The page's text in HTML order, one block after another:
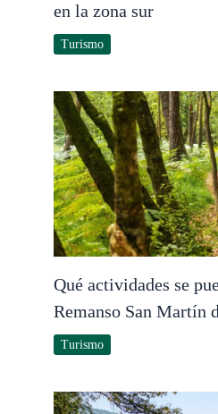
en la zona sur
Turismo
Qué actividades se
Remanso San Martín
Turismo